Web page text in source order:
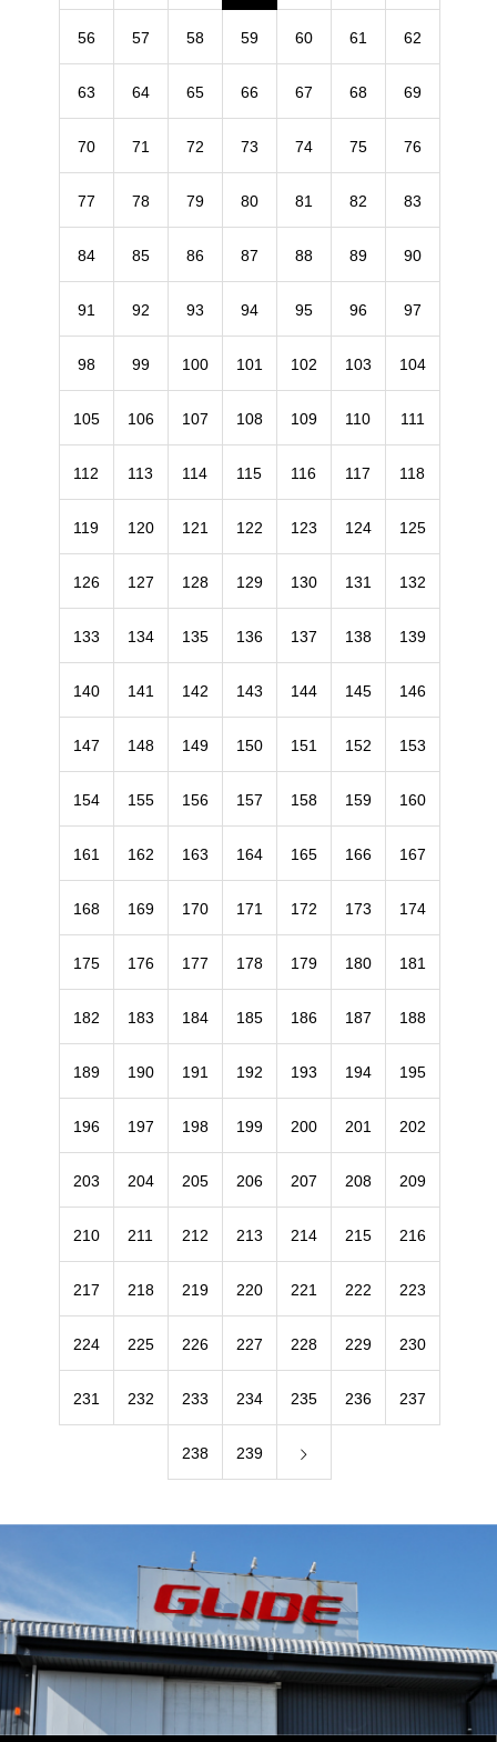
56 57 58 59 60 61 62
63 64 65 66 67 68 69
70 71 72 73 74 75 76
77 78 79 80 81 82 83
84 85 86 87 88 89 90
91 92 93 94 95 96 97
98 99 100 101 102 103 104
105 106 107 108 109 110 111
112 113 114 115 116 117 118
119 120 121 122 123 124 125
126 127 128 129 130 131 132
133 134 135 136 137 138 139
140 141 142 143 144 145 146
147 148 149 150 151 152 153
154 155 156 157 158 159 160
161 162 163 164 165 166 167
168 169 170 171 172 173 174
175 176 177 178 179 180 181
182 183 184 185 186 187 188
189 190 191 192 193 194 195
196 197 198 199 200 201 202
203 204 205 206 207 208 209
210 211 212 213 214 215 216
217 218 219 220 221 222 223
224 225 226 227 228 229 230
231 232 233 234 235 236 237
238 239